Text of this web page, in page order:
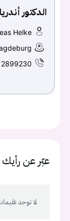
الدكتور
Helke
عبّر عن رأيك
لا توجد